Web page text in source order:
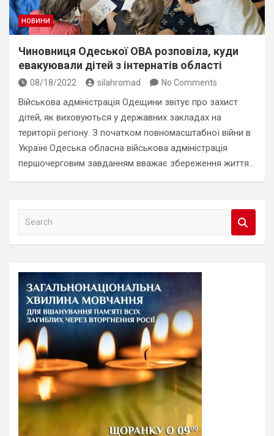
НОВИНИ
Чиновниця Одеської ОВА розповіла, куди
евакуювали дітей з інтернатів області
08/18/2022 silahromad No Comments
Військова адміністрація Одещини звітує про захист
дітей, як виховуються у державних закладах на
території регіону. З початком повномасштабної війни в
Україні Одеська обласна військова адміністрація
першочерговим завданням вважає збереження життя…
a